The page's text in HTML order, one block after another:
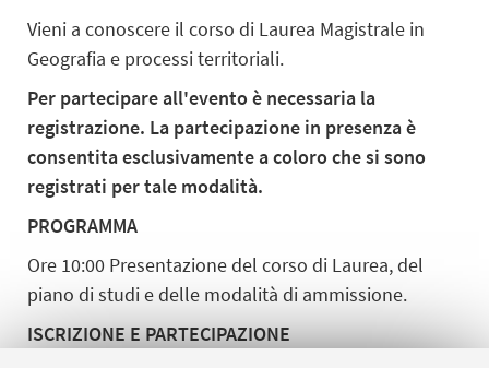
Vieni a conoscere il corso di Laurea Magistrale in
Geografia e processi territoriali.
Per partecipare all'evento è necessaria la
registrazione. La partecipazione in presenza è
consentita esclusivamente a coloro che si sono
registrati per tale modalità.
PROGRAMMA
Ore 10:00 Presentazione del corso di Laurea, del
piano di studi e delle modalità di ammissione.
ISCRIZIONE E PARTECIPAZIONE